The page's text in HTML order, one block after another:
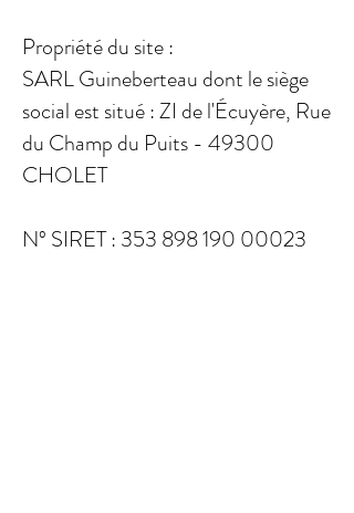
Propriété du site :
SARL Guineberteau dont le siège
social est situé : ZI de l'Écuyère, Rue
du Champ du Puits - 49300
CHOLET
Nº SIRET : 353 898 190 00023